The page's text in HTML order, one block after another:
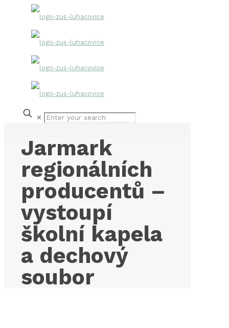
✕
Jarmark
regionálních
producentů –
vystoupí
školní kapela
a dechový
soubor